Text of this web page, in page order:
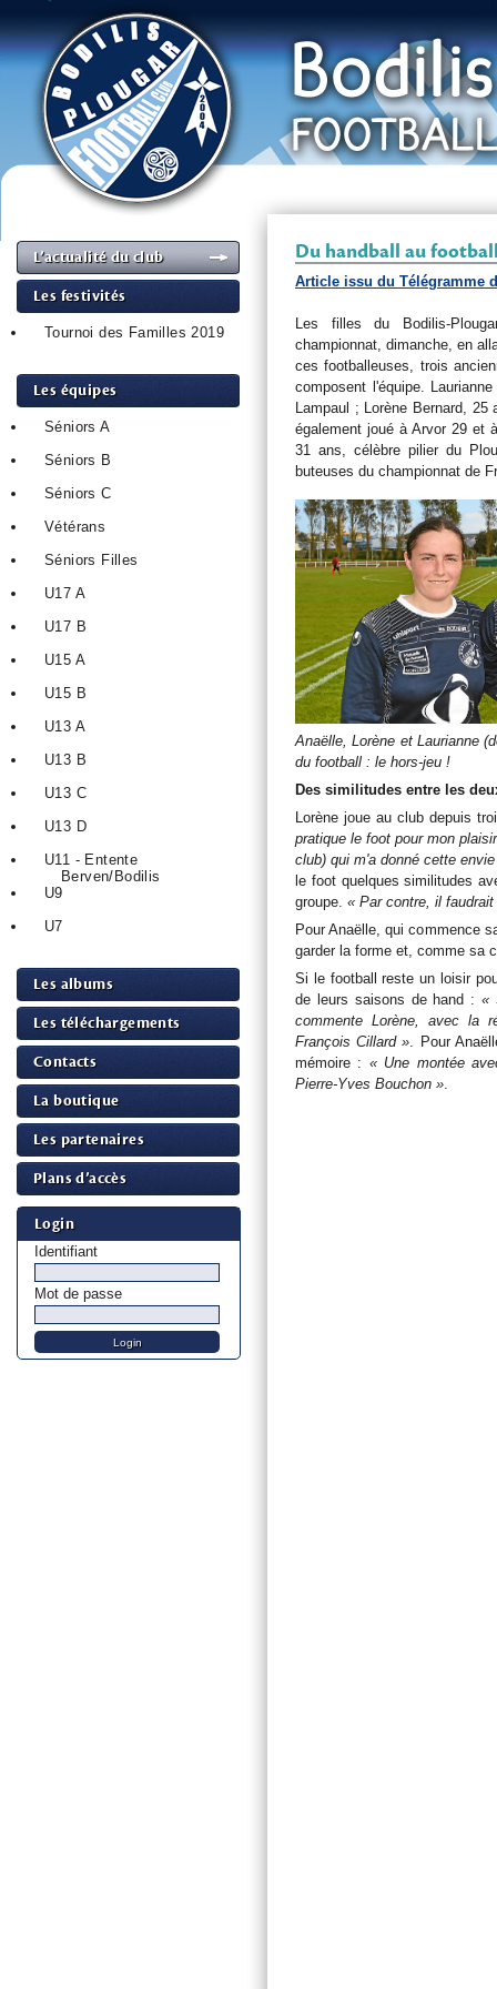
L’actualité du club
Les festivités
Tournoi des Familles 2019
Les équipes
Séniors A
Séniors B
Séniors C
Vétérans
Séniors Filles
U17 A
U17 B
U15 A
U15 B
U13 A
U13 B
U13 C
U13 D
U11 - Entente
Berven/Bodilis
U9
U7
Les albums
Les téléchargements
Contacts
La boutique
Les partenaires
Plans d’accès
Login
Identifiant
Mot de passe
Du handball au
Article issu du Télégramme
Les filles du Bodilis-
championnat, dimanche, en
ces footballeuses, trois
composent l'équipe.
Lampaul ; Lorène Bernard,
également joué à Arvor 29 et
31 ans, célèbre pilier du
buteuses du championnat de
Anaëlle, Lorène et Laurianne
du football : le hors-jeu !
Des similitudes entre les
Lorène joue au club depuis
pratique le foot pour mon
club) qui m'a donné cette
le foot quelques similitudes
groupe. « Par contre, il
Pour Anaëlle, qui commence
garder la forme et, comme sa
Si le football reste un loisir
de leurs saisons de hand :«
commente Lorène, avec la
François Cillard » . Pour
mémoire : « Une montée
Pierre-Yves Bouchon »